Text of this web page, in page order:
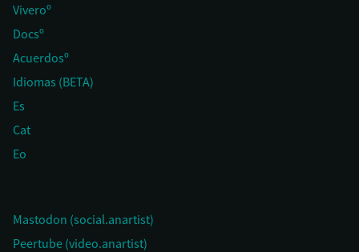
Viveroº
Docsº
Acuerdosº
Idiomas (BETA)
Es
Cat
Eo
Mastodon (social.anartist)
Peertube (video.anartist)